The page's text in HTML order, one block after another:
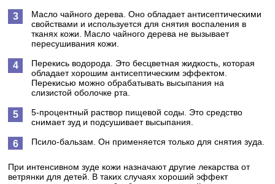
Масло чайного дерева. Оно обладает антисептическими
свойствами и используется для снятия воспаления в
тканях кожи. Масло чайного дерева не вызывает
пересушивания кожи.
Перекись водорода.
Это бесцветная жидкость, которая
обладает хорошим антисептическим эффектом.
Перекисью можно обрабатывать высыпания на
слизистой оболочке рта.
5-процентный раствор пищевой соды. Это средство
снимает зуд и подсушивает высыпания.
Псило-бальзам. Он применяется только для снятия зуда.
При интенсивном зуде кожи назначают другие лекарства от
ветрянки для детей. В таких случаях хороший эффект